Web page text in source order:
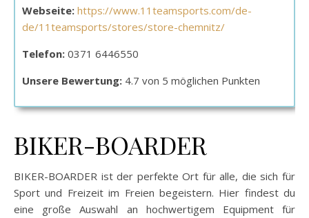
Webseite: https://www.11teamsports.com/de-
de/11teamsports/stores/store-chemnitz/
Telefon: 0371 6446550
Unsere Bewertung: 4.7 von 5 möglichen Punkten
BIKER-BOARDER
BIKER-BOARDER ist der perfekte Ort für alle, die sich für
Sport und Freizeit im Freien begeistern. Hier findest du
eine große Auswahl an hochwertigem Equipment für